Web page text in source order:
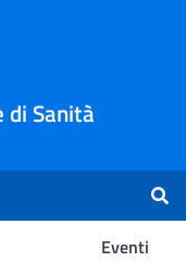
Sanità
Eventi